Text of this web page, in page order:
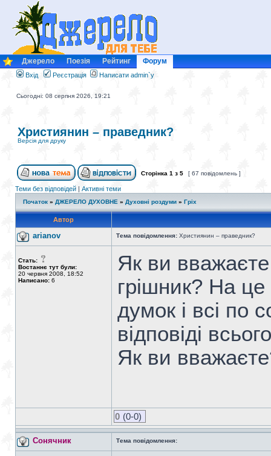
Джерело Поезія Рейтинг Форум
Вхід Реєстрація Написати admin`у
Сьогодні: 08 серпня 2026, 19:21
Християнин – праведник?
Версія для друку
Сторінка 1 з 5 [ 67 повідомлень ]
Теми без відповідей | Активні теми
Початок » ДЖЕРЕЛО ДУХОВНЕ » Духовні роздуми » Гріх
Автор
arianov Тема повідомлення: Християнин – праведник?
Стать:
Востаннє тут були:
20 червня 2008, 18:52
Написано: 6
Як ви
грішник? На це
думок і всі по
відповіді
Як ви
0 (0-0)
Сонячник Тема повідомлення: